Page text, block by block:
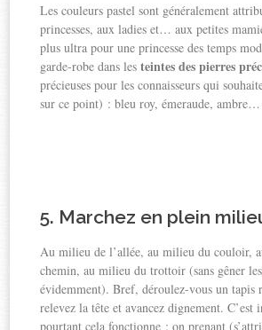
Les couleurs pastel sont généralement
princesses, aux ladies et… aux petites
plus ultra pour une princesse des temps
garde-robe dans lesteintes des pierres
précieuses pour les connaisseurs qui
sur ce point) : bleu roy, émeraude, ambre…
5. Marchez en plein
Au milieu de l’allée, au milieu du couloir,
chemin, au milieu du trottoir (sans gêner les
évidemment). Bref, déroulez-vous un tapis
relevez la tête et avancez dignement. C’est
pourtant cela fonctionne : on prenant